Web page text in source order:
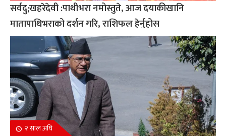
सर्वदु;खहरेदेवी :पाथीभरा नमोस्तुते, आज दयाकीखानि
मातापाथिभराको दर्शन गरि, राशिफल हेर्नुहोस
२ साल अघि